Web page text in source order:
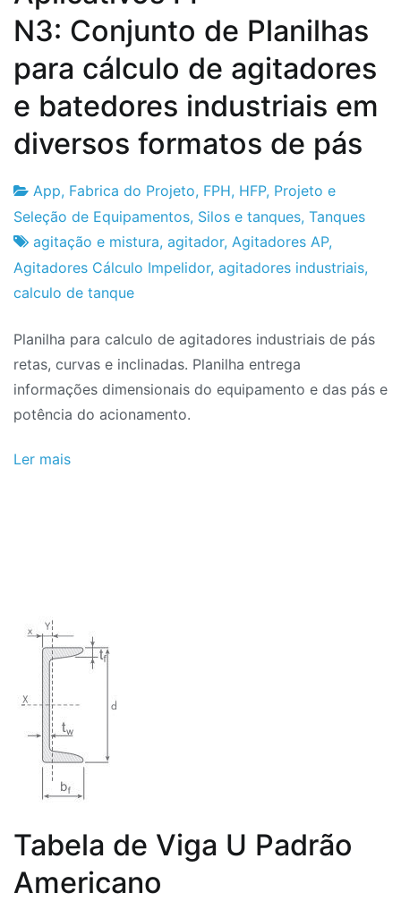
N3: Conjunto de Planilhas
para cálculo de agitadores
e batedores industriais em
diversos formatos de pás
Fabrica
do
Projeto
10
de
Setembro
de
App, Fabrica do Projeto, FPH, HFP, Projeto e
Seleção de Equipamentos, Silos e tanques, Tanques
agitação e mistura, agitador, Agitadores AP,
Agitadores Cálculo Impelidor, agitadores industriais,
calculo de tanque
Planilha para calculo de agitadores industriais de pás
retas, curvas e inclinadas. Planilha entrega
informações dimensionais do equipamento e das pás e
potência do acionamento.
Ler mais
Tabela de Viga U Padrão
Americano